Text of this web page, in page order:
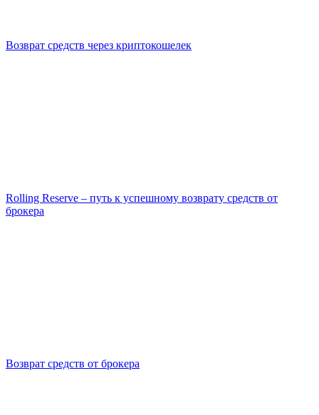
Возврат средств через криптокошелек
Rolling Reserve – путь к успешному возврату средств от
брокера
Возврат средств от брокера